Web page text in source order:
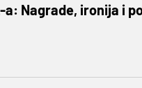
a: Nagrade, ironija i